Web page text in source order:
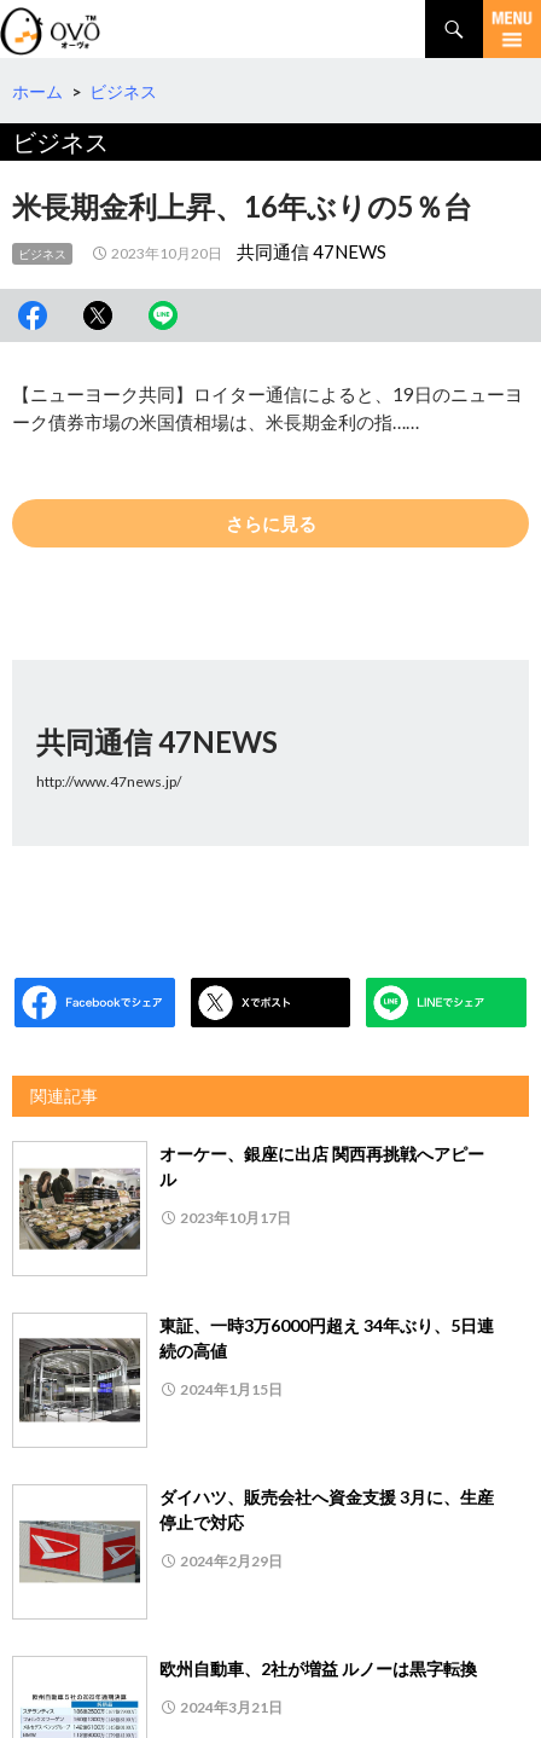
検
索
コ
テ
へ
移
動
ホーム > ビジネス
ビジネス
米長期金利上昇、16年ぶりの5％台
ビジネス 2023年10月20日 共同通信 47NEWS
【ニューヨーク共同】ロイター通信によると、19日のニューヨ
ーク債券市場の米国債相場は、米長期金利の指……
さらに見る
共同通信 47NEWS
http://www.47news.jp/
関連記事
オーケー、銀座に出店 関西再挑戦へアピー
ル
2023年10月17日
東証、一時3万6000円超え 34年ぶり、5日連
続の高値
2024年1月15日
ダイハツ、販売会社へ資金支援 3月に、生産
停止で対応
2024年2月29日
欧州自動車、2社が増益 ルノーは黒字転換
2024年3月21日